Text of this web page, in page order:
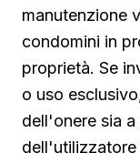
manutenzione
condomini in
proprietà. Se
o uso
dell'onere sia
dell'utilizzatore